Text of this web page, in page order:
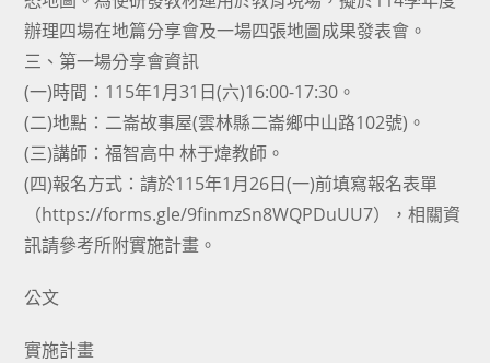
辦理四場在地篇分享會及一場四張地圖成果發表會。
三、第一場分享會資訊
(一)時間：115年1月31日(六)16:00-17:30。
(二)地點：二崙故事屋(雲林縣二崙鄉中山路102號)。
(三)講師：福智高中 林于煒教師。
(四)報名方式：請於115年1月26日(一)前填寫報名表單
（https://forms.gle/9finmzSn8WQPDuUU7），相關資
訊請參考所附實施計畫。
公文
實施計畫